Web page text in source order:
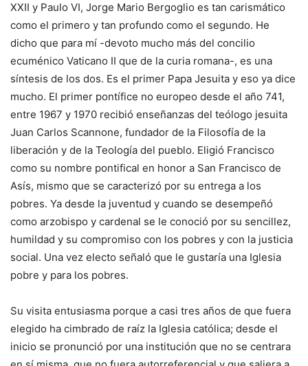
XXII y Paulo VI, Jorge Mario Bergoglio es tan carismático
como el primero y tan profundo como el segundo. He
dicho que para mí -devoto mucho más del concilio
ecuménico Vaticano II que de la curia romana-, es una
síntesis de los dos. Es el primer Papa Jesuita y eso ya dice
mucho. El primer pontífice no europeo desde el año 741,
entre 1967 y 1970 recibió enseñanzas del teólogo jesuita
Juan Carlos Scannone, fundador de la Filosofía de la
liberación y de la Teología del pueblo. Eligió Francisco
como su nombre pontifical en honor a San Francisco de
Asís, mismo que se caracterizó por su entrega a los
pobres. Ya desde la juventud y cuando se desempeñó
como arzobispo y cardenal se le conoció por su sencillez,
humildad y su compromiso con los pobres y con la justicia
social. Una vez electo señaló que le gustaría una Iglesia
pobre y para los pobres.
Su visita entusiasma porque a casi tres años de que fuera
elegido ha cimbrado de raíz la Iglesia católica; desde el
inicio se pronunció por una institución que no se centrara